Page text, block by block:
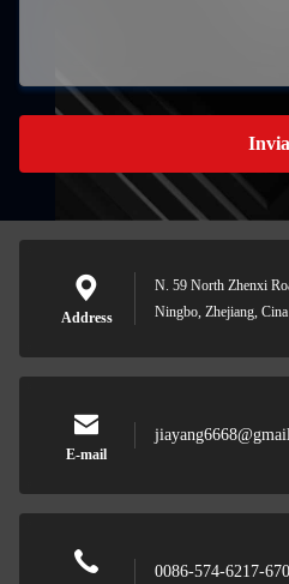
Invia
Address
N. 59 North Zhenxi
Ningbo, Zhejiang, Cina
E-mail
0086-574-6217-